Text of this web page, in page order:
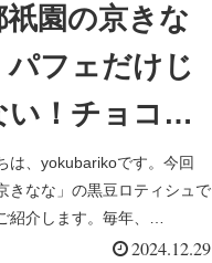
祇園の京きな
フェだけじ
い！チョコレ
にも注目！黒
ティシュ
は、yokubarikoです。今回
きなな」の黒豆ロティシュで
紹介します。毎年、
2024.12.29